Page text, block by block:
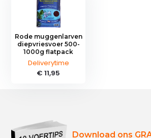
Rode muggenlarven
diepvriesvoer 500-
1000g flatpack
Deliverytime
€ 11,95
Download ons